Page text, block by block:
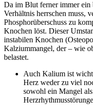
Da im Blut ferner immer ein
Verhältnis herrschen muss,
Phosphorüberschuss zu
Knochen löst. Dieser
instabilen Knochen
Kalziummangel, der – wie
belastet.
Auch Kalium ist
Herz weder zu viel
sowohl ein Mangel